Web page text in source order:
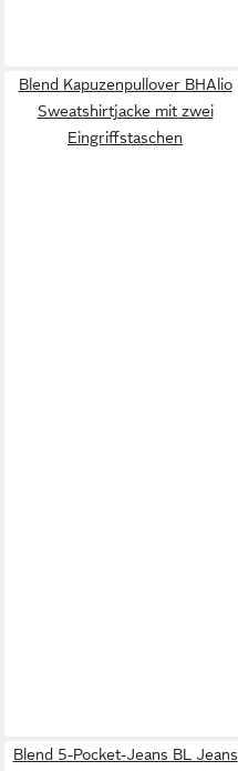
Blend Kapuzenpullover BHAlio
Sweatshirtjacke mit zwei
Eingriffstaschen
Blend 5-Pocket-Jeans BL Jeans